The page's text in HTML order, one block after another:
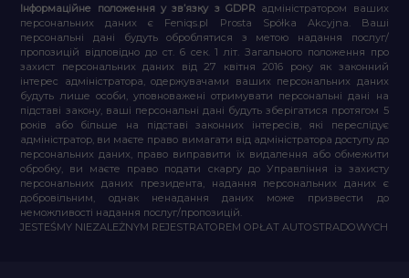
Інформаційне положення у зв’язку з GDPR адміністратором ваших
персональних даних є Feniqs.pl Prosta Spółka Akcyjna. Ваші
персональні дані будуть оброблятися з метою надання послуг/
пропозицій відповідно до ст. 6 сек. 1 літ. Загального положення про
захист персональних даних від 27 квітня 2016 року як законний
інтерес адміністратора, одержувачами ваших персональних даних
будуть лише особи, уповноважені отримувати персональні дані на
підставі закону, ваші персональні дані будуть зберігатися протягом 5
років або більше на підставі законних інтересів, які переслідує
адміністратор, ви маєте право вимагати від адміністратора доступу до
персональних даних, право виправити їх видалення або обмежити
обробку, ви маєте право подати скаргу до Управління із захисту
персональних даних президента, надання персональних даних є
добровільним, однак ненадання даних може призвести до
неможливості надання послуг/пропозицій.
JESTEŚMY NIEZALEŻNYM REJESTRATOREM OPŁAT AUTOSTRADOWYCH